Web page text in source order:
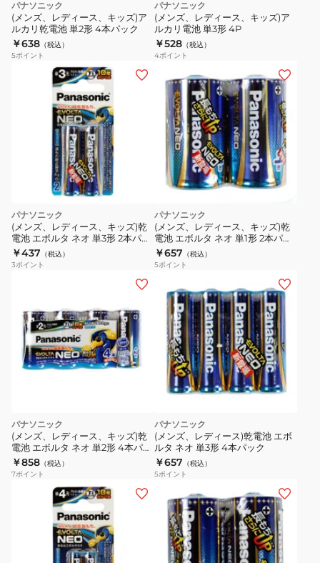
パナソニック
(メンズ、レディース、キッズ)ア
ルカリ乾電池 単2形 4本パック
￥638 （税込）
5ポイント
パナソニック
(メンズ、レディース、キッズ)ア
ルカリ電池 単3形 4P
￥528 （税込）
4ポイント
パナソニック
(メンズ、レディース、キッズ)乾
電池 エボルタ ネオ 単3形 2本パッ
ク
￥437 （税込）
3ポイント
パナソニック
(メンズ、レディース、キッズ)乾
電池 エボルタ ネオ 単1形 2本パッ
ク
￥657 （税込）
5ポイント
パナソニック
(メンズ、レディース、キッズ)乾
電池 エボルタ ネオ 単2形 4本パッ
ク
￥858 （税込）
7ポイント
パナソニック
(メンズ、レディース)乾電池 エボ
ルタ ネオ 単3形 4本パック
￥657 （税込）
5ポイント